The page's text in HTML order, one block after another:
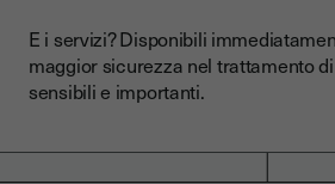
E i servizi? Disponibili
maggior sicurezza nel trattamento
sensibili e importanti.